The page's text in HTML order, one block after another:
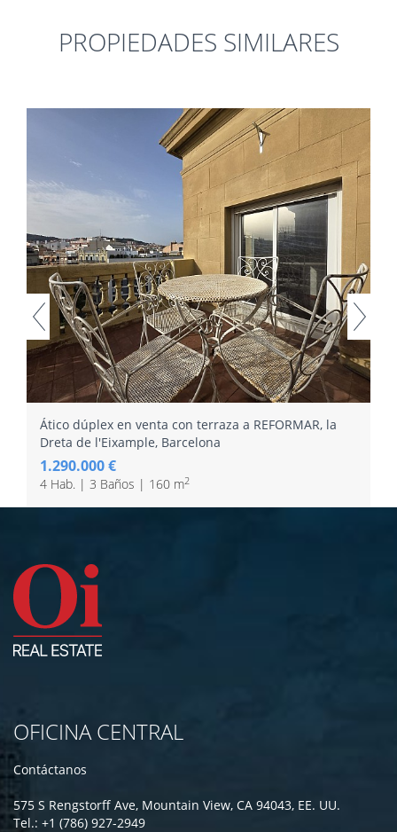
PROPIEDADES SIMILARES
Ático dúplex en venta con terraza a REFORMAR, la
Dreta de l'Eixample, Barcelona
1.290.000 €
4 Hab. | 3 Baños | 160 m2
OFICINA CENTRAL
Contáctanos
575 S Rengstorff Ave, Mountain View, CA 94043, EE. UU.
Tel.: +1 (786) 927-2949